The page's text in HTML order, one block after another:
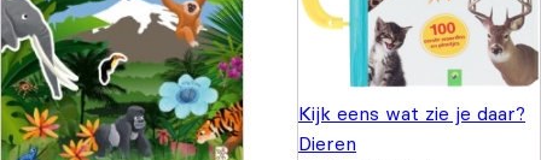
Kijk eens wat zie je daar?
Dieren